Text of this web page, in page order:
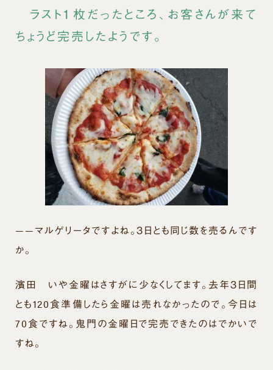
ラスト１枚だったところ、お客さんが来て
ちょうど完売したようです。
——マルゲリータですよね。３日とも同じ数を売るんです
か。
濱田 いや金曜はさすがに少なくしてます。去年３日間
とも120食準備したら金曜は売れなかったので。今日は
70食ですね。鬼門の金曜日で完売できたのはでかいで
すね。